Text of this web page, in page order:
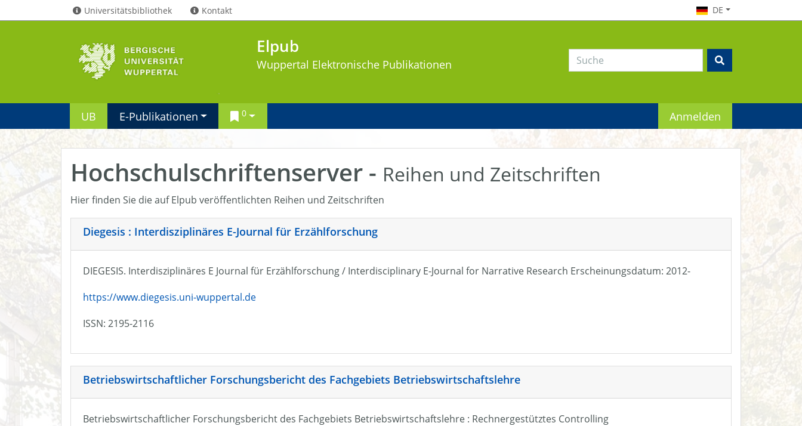
Universitätsbibliothek Kontakt DE
Elpub
Wuppertal Elektronische Publikationen
UB E-Publikationen 0 Anmelden
Hochschulschriftenserver - Reihen und Zeitschriften
Hier finden Sie die auf Elpub veröffentlichten Reihen und Zeitschriften
Diegesis : Interdisziplinäres E-Journal für Erzählforschung
DIEGESIS. Interdisziplinäres E Journal für Erzählforschung / Interdisciplinary E-Journal for Narrative Research Erscheinungsdatum: 2012-
https://www.diegesis.uni-wuppertal.de
ISSN: 2195-2116
Betriebswirtschaftlicher Forschungsbericht des Fachgebiets Betriebswirtschaftslehre
Betriebswirtschaftlicher Forschungsbericht des Fachgebiets Betriebswirtschaftslehre : Rechnergestütztes Controlling